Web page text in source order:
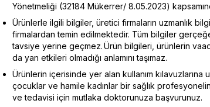
Yönetmeliği (32184 Mükerrer/ 8.05.2023)
Ürünlerle ilgili bilgiler, üretici firmaların uzmanlık
firmalardan temin edilmektedir. Tüm bilgiler
tavsiye yerine geçmez. Ürün bilgileri, ürünlerin
da yan etkileri olmadığı anlamını taşımaz.
Ürünlerin içerisinde yer alan kullanım kılavuzlarına
çocuklar ve hamile kadınlar bir sağlık
ve tedavisi için mutlaka doktorunuza başvurunuz.